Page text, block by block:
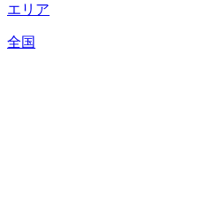
エリア
全国